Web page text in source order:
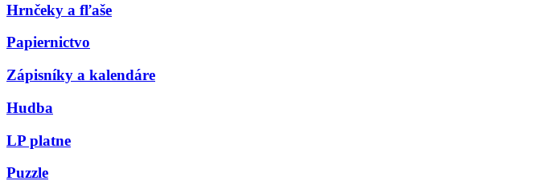
Hrnčeky a fľaše
Papiernictvo
Zápisníky a kalendáre
Hudba
LP platne
Puzzle